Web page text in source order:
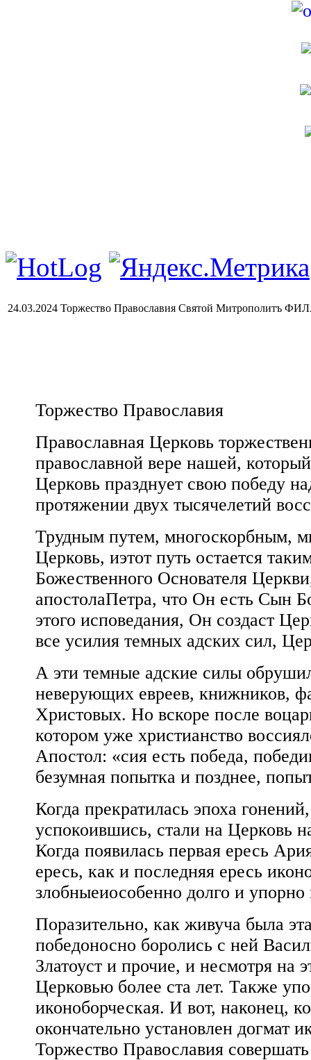
24.03.2024 Торжество Православия Святой Митрополитъ
Торжество Православия
Православная Церковь
православной вере нашей,
Церковь празднует свою победу
протяжении двух тысячелетий
Трудным путем, многоскорбным,
Церковь, иэтот путь остается
Божественного Основателя
апостолаПетра, что Он есть Сын
этого исповедания, Он создаст
все усилия темных адских сил,
А эти темные адские силы
неверующих евреев, книжников,
Христовых. Но вскоре после
котором уже христианство
Апостол: «сия есть победа,
безумная попытка и позднее,
Когда прекратилась эпоха
успокоившись, стали на Церковь
Когда появилась первая ересь
ересь, как и последняя ересь
злобныеиособенно долго и
Поразительно, как живуча была
победоносно боролись с ней
Златоуст и прочие, и несмотря на
Церковью более ста лет. Также
иконоборческая. И вот, наконец,
окончательно установлен догмат
Торжество Православия